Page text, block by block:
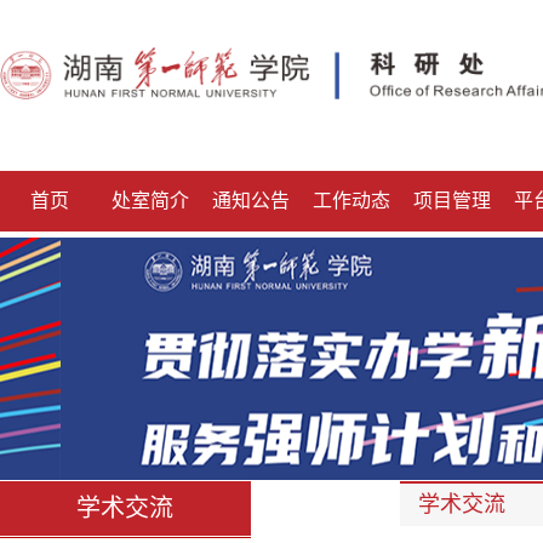
首页 处室简介 通知公告 工作动态 项目管理 平
学术交流 学术交流